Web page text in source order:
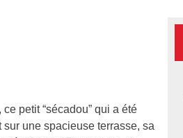
petit “sécadou” qui a été
une spacieuse terrasse, sa